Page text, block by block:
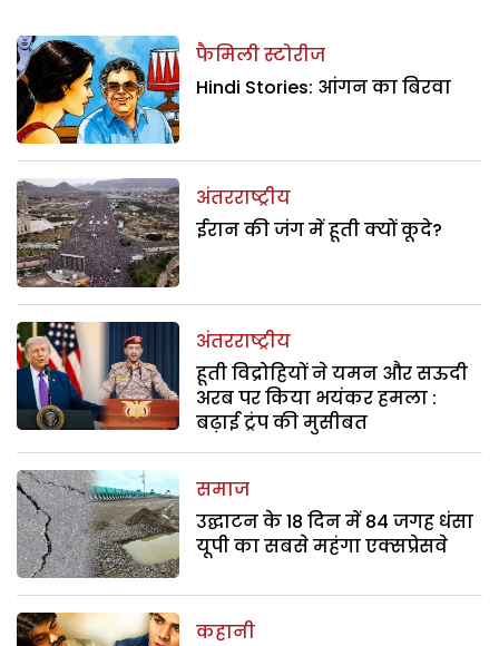
फैमिली स्टोरीज
Hindi Stories: आंगन का बिरवा
अंतरराष्ट्रीय
ईरान की जंग में हूती क्यों कूदे?
अंतरराष्ट्रीय
हूती विद्रोहियों ने यमन और सऊदी
अरब पर किया भयंकर हमला :
बढ़ाई ट्रंप की मुसीबत
समाज
उद्घाटन के 18 दिन में 84 जगह धंसा
यूपी का सबसे महंगा एक्सप्रेसवे
कहानी